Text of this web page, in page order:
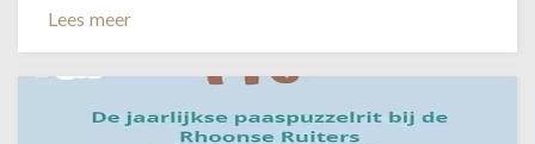
Lees meer